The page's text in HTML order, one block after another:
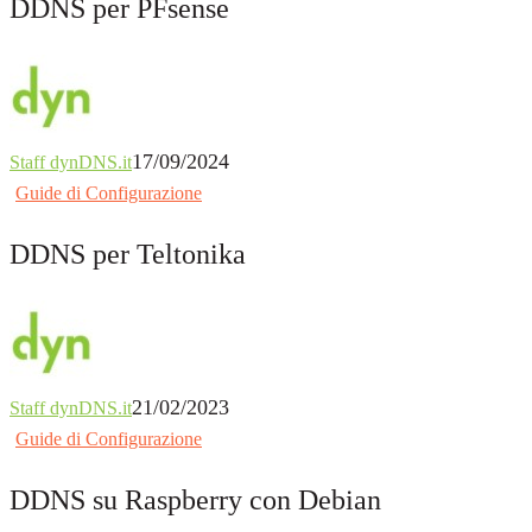
DDNS per PFsense
Staff dynDNS.it17/09/2024
Guide di Configurazione
DDNS per Teltonika
Staff dynDNS.it21/02/2023
Guide di Configurazione
DDNS su Raspberry con Debian